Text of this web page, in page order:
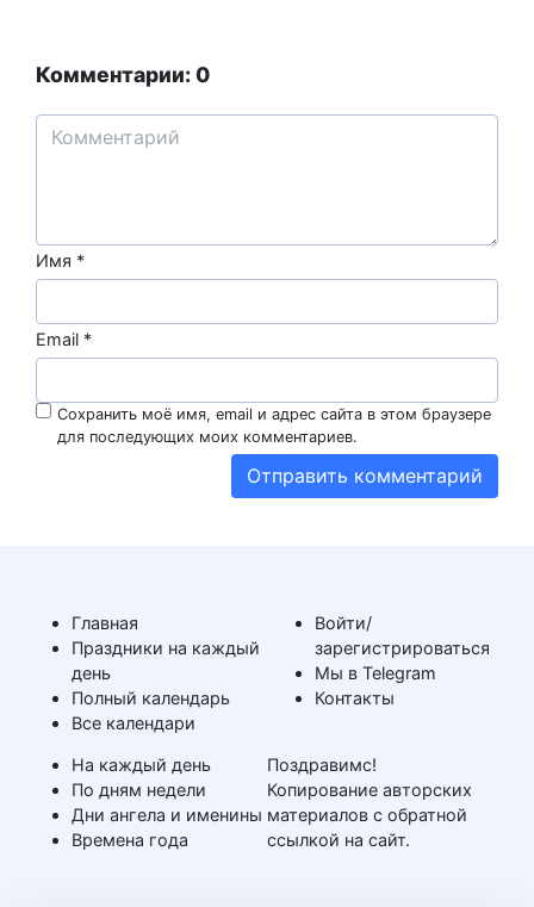
Комментарии: 0
Имя *
Email *
Сохранить моё имя, email и адрес сайта в этом браузере
для последующих моих комментариев.
Главная
Праздники на каждый
день
Полный календарь
Все календари
На каждый день
По дням недели
Дни ангела и именины
Времена года
Войти/
зарегистрироваться
Мы в Telegram
Контакты
Поздравимс!
Копирование авторских
материалов с обратной
ссылкой на сайт.